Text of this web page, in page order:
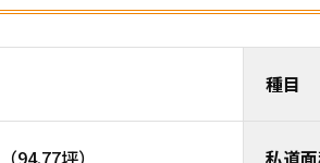
種目
94.77坪） 私道